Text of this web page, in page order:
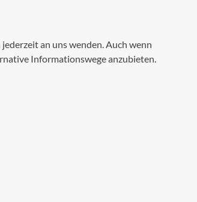
an uns wenden. Auch wenn
Informationswege anzubieten.